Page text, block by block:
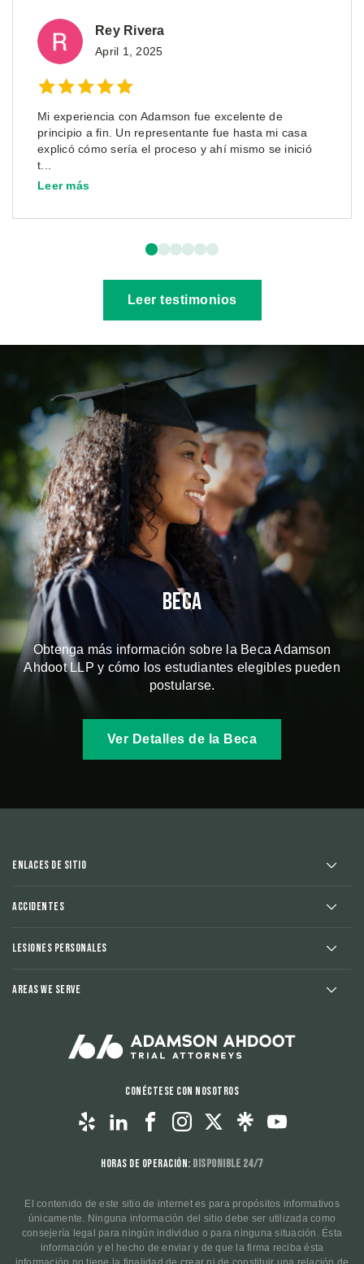
Rey Rivera
April 1, 2025
Mi experiencia con Adamson fue excelente de
principio a fin. Un representante fue hasta mi casa
explicó cómo sería el proceso y ahí mismo se inició
t...
Leer más
Leer testimonios
Beca
Obtenga más información sobre la Beca Adamson
Ahdoot LLP y cómo los estudiantes elegibles pueden
postularse.
Ver Detalles de la Beca
Enlaces de sitio
Accidentes
Lesiones Personales
Areas We Serve
Conéctese con nosotros
Horas de operación: Disponible 24/7
El contenido de este sitio de internet es para propósitos informativos
únicamente. Ninguna información del sitio debe ser utilizada como
consejería legal para ningún individuo o para ninguna situación. Ésta
información y el hecho de enviar y de que la firma reciba ésta